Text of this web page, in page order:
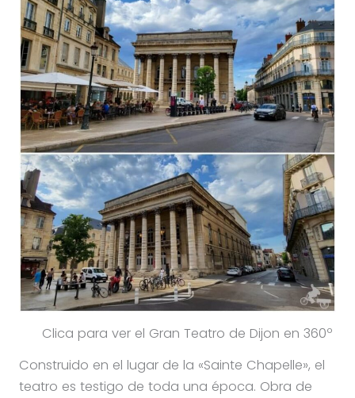
Clica para ver el Gran Teatro de Dijon en 360º
Construido en el lugar de la «Sainte Chapelle», el
teatro es testigo de toda una época. Obra de